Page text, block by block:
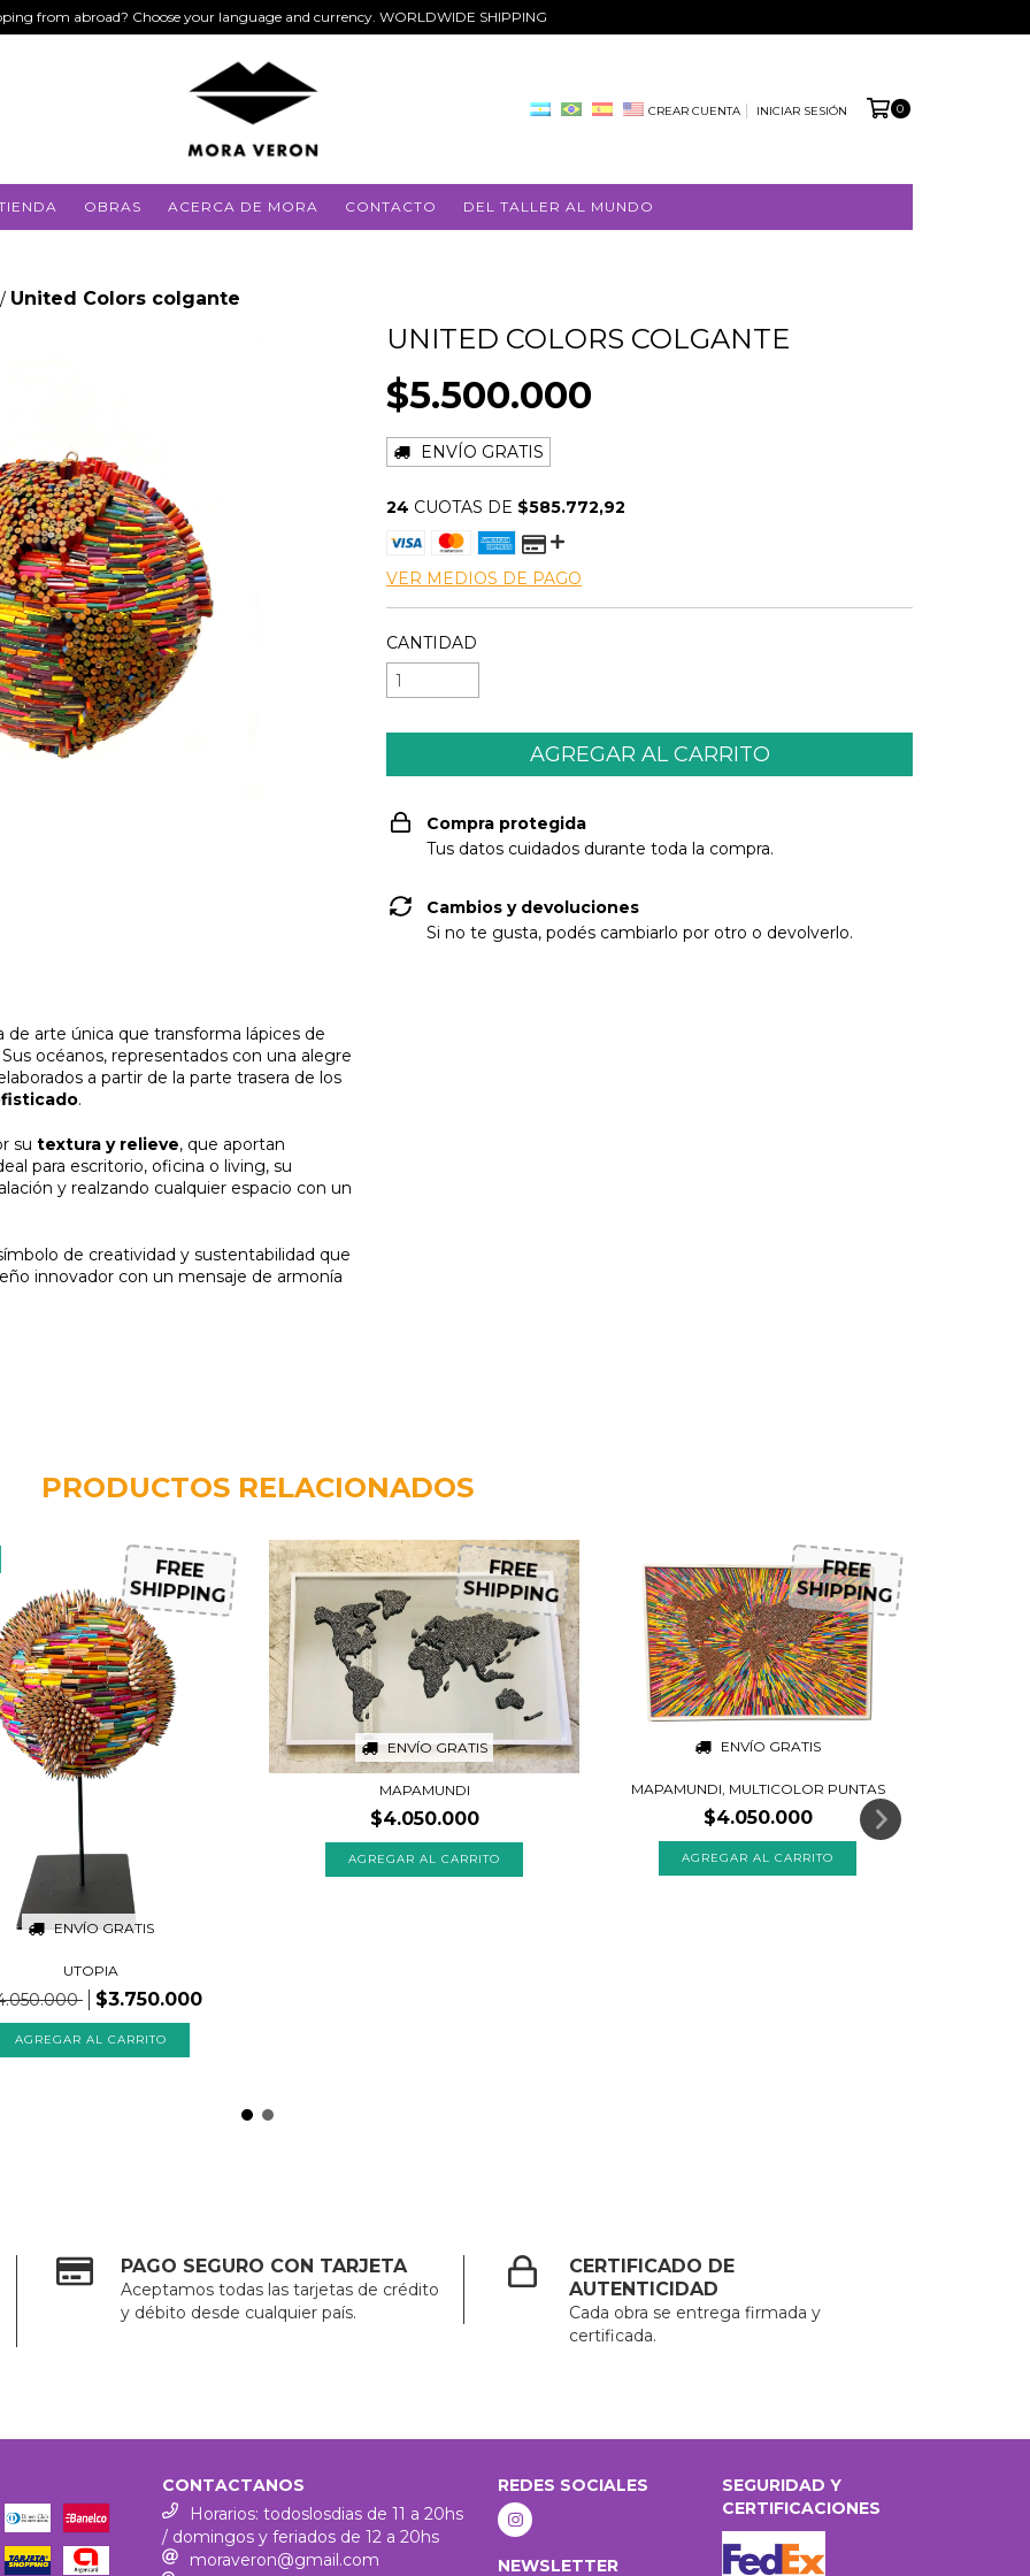
from abroad? Choose your language and currency. WORLDWIDE SHIPPING
CREAR CUENTA INICIAR SESIÓN 0
OBRAS ACERCA DE MORA CONTACTO DEL TALLER AL MUNDO
/ United Colors colgante
de arte única que transforma lápices de
océanos, representados con una alegre
a partir de la parte trasera de los
.
su textura y relieve, que aportan
para escritorio, oficina o living, su
y realzando cualquier espacio con un
de creatividad y sustentabilidad que
innovador con un mensaje de armonía
UNITED COLORS COLGANTE
$5.500.000
ENVÍO GRATIS
24 CUOTAS DE $585.772,92
VER MEDIOS DE PAGO
CANTIDAD
Compra protegida
Tus datos cuidados durante toda la compra.
Cambios y devoluciones
Si no te gusta, podés cambiarlo por otro o devolverlo.
PRODUCTOS RELACIONADOS
ENVÍO GRATIS
FREE
SHIPPING
UTOPIA
$3.750.000
ENVÍO GRATIS
FREE
SHIPPING
MAPAMUNDI
$4.050.000
ENVÍO GRATIS
FREE
SHIPPING
MAPAMUNDI, MULTICOLOR PUNTAS
$4.050.000
PAGO SEGURO CON TARJETA
Aceptamos todas las tarjetas de crédito
y débito desde cualquier país.
CERTIFICADO DE
AUTENTICIDAD
Cada obra se entrega firmada y
certificada.
CONTACTANOS
Horarios: todoslosdias de 11 a 20hs
/ domingos y feriados de 12 a 20hs
moraveron@gmail.com
REDES SOCIALES
NEWSLETTER
SEGURIDAD Y
CERTIFICACIONES